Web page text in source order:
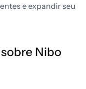
e expandir seu
Nibo